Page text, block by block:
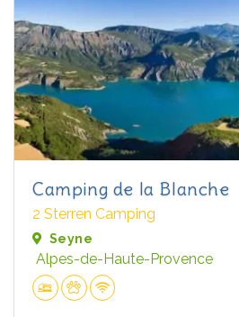
Camping de la Blanche
2 Sterren Camping
Seyne
Alpes-de-Haute-Provence